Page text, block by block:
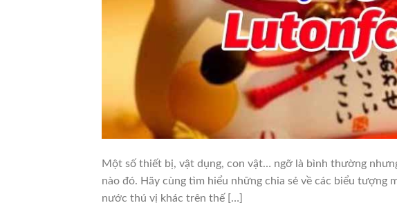
Một số thiết bị, vật dụng, con vật… ngỡ là bình thường
nào đó. Hãy cùng tìm hiểu những chia sẻ về các biểu tượng
nước thú vị khác trên thế […]